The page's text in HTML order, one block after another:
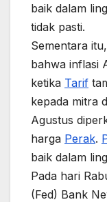
baik dalam
tidak pasti.
Sementara
bahwa inflasi
ketika Tarif
kepada mitra
Agustus
harga Perak.
baik dalam
Pada hari
(Fed) Bank